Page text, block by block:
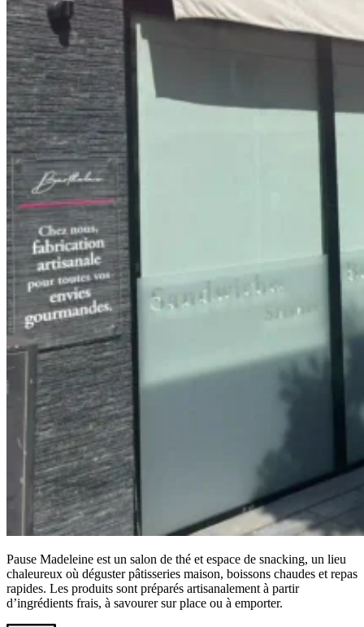
Pause Madeleine est un salon de thé et espace de snacking, un lieu
chaleureux où déguster pâtisseries maison, boissons chaudes et repas
rapides. Les produits sont préparés artisanalement à partir
d’ingrédients frais, à savourer sur place ou à emporter.